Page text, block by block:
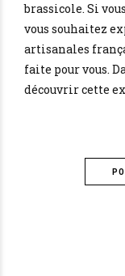
brassicole. Si
vous souhaitez
artisanales
faite pour vous.
découvrir cette